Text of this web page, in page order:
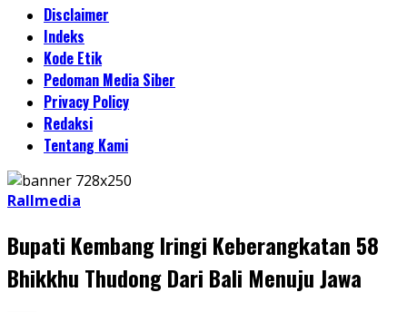
Disclaimer
Indeks
Kode Etik
Pedoman Media Siber
Privacy Policy
Redaksi
Tentang Kami
Rallmedia
Bupati Kembang Iringi Keberangkatan 58
Bhikkhu Thudong Dari Bali Menuju Jawa